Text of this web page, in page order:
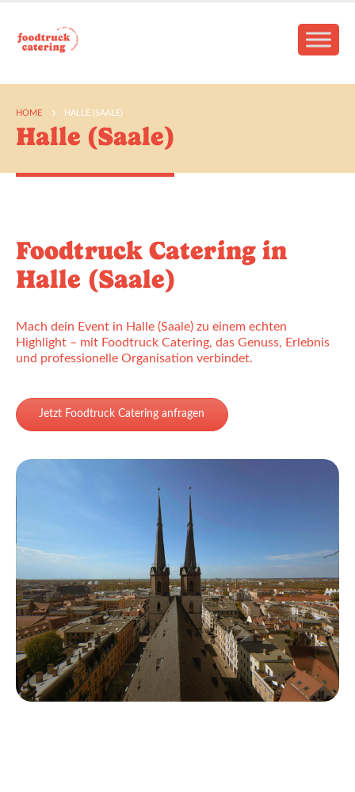
HOME HALLE (SAALE)
Halle (Saale)
Foodtruck Catering in
Halle (Saale)
Mach dein Event in Halle (Saale) zu einem echten
Highlight – mit Foodtruck Catering, das Genuss, Erlebnis
und professionelle Organisation verbindet.
Jetzt Foodtruck Catering anfragen